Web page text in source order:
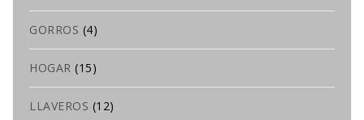
GORROS (4)
HOGAR (15)
LLAVEROS (12)